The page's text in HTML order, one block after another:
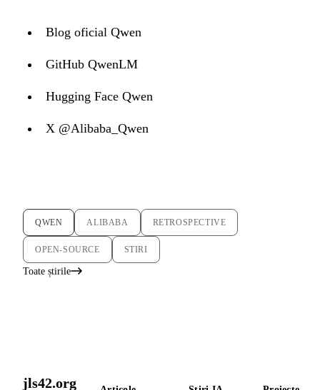
Blog oficial Qwen
GitHub QwenLM
Hugging Face Qwen
X @Alibaba_Qwen
QWEN ALIBABA RETROSPECTIVE
OPEN-SOURCE STIRI
Toate știrile
jls42.org